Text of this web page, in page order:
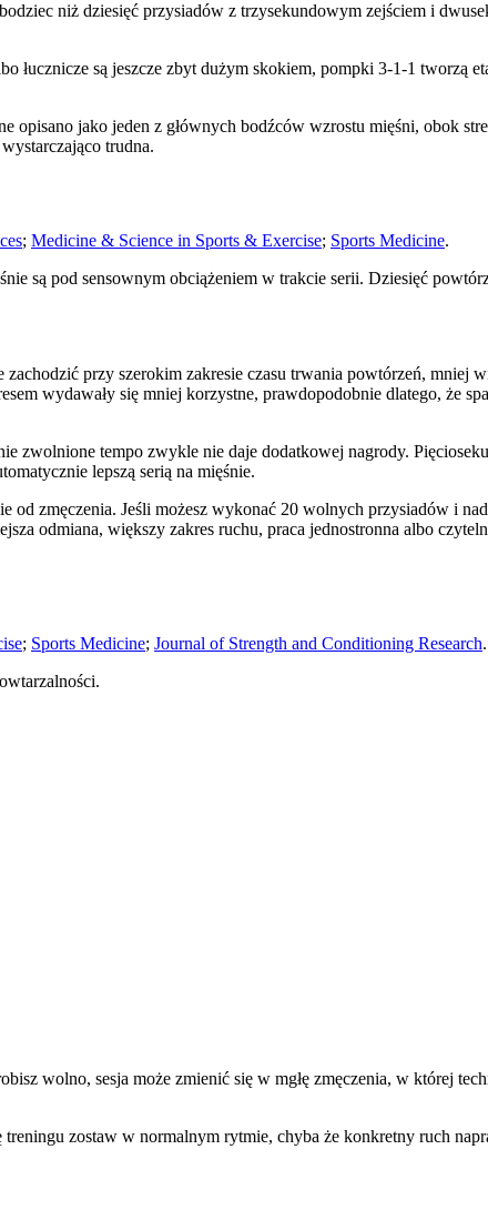
niż dziesięć przysiadów z trzysekundowym zejściem i
łucznicze są jeszcze zbyt dużym skokiem, pompki 3-1-1 tworzą
jako jeden z głównych bodźców wzrostu mięśni, obok
trudna.
; Medicine & Science in Sports & Exercise; Sports Medicine.
są pod sensownym obciążeniem w trakcie serii. Dziesięć
przy szerokim zakresie czasu trwania powtórzeń, mniej
wydawały się mniej korzystne, prawdopodobnie dlatego, że
zwolnione tempo zwykle nie daje dodatkowej nagrody.
lepszą serią na mięśnie.
zmęczenia. Jeśli możesz wykonać 20 wolnych przysiadów i
odmiana, większy zakres ruchu, praca jednostronna albo
; Sports Medicine; Journal of Strength and Conditioning Research.
wolno, sesja może zmienić się w mgłę zmęczenia, w której
zostaw w normalnym rytmie, chyba że konkretny ruch